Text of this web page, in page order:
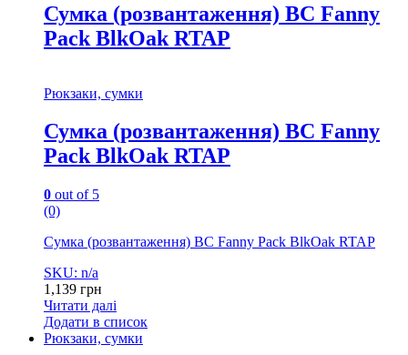
Сумка (розвантаження) BC Fanny
Pack BlkOak RTAP
Рюкзаки, сумки
Сумка (розвантаження) BC Fanny
Pack BlkOak RTAP
0 out of 5
(0)
Сумка (розвантаження) BC Fanny Pack BlkOak RTAP
SKU: n/a
1,139 грн
Читати далі
Додати в список
Рюкзаки, сумки